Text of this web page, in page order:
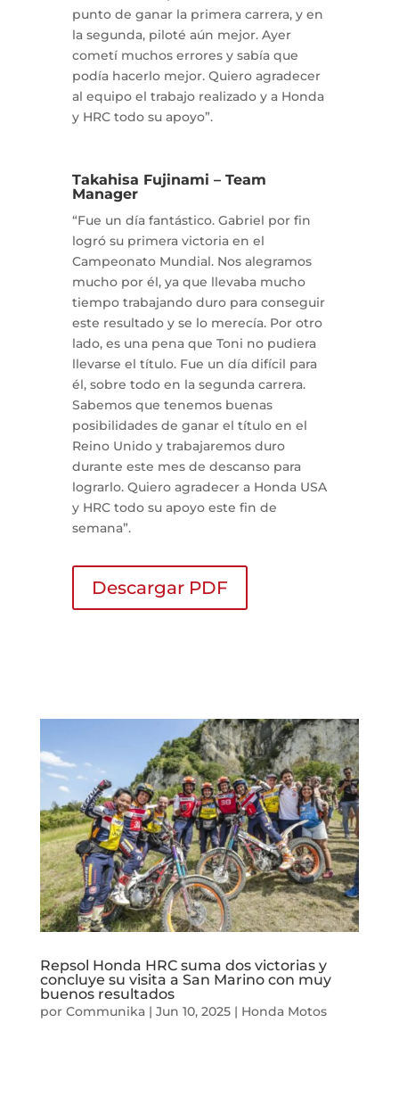
punto de ganar la primera carrera, y en
la segunda, piloté aún mejor. Ayer
cometí muchos errores y sabía que
podía hacerlo mejor. Quiero agradecer
al equipo el trabajo realizado y a Honda
y HRC todo su apoyo”.
Takahisa Fujinami – Team
Manager
“Fue un día fantástico. Gabriel por fin
logró su primera victoria en el
Campeonato Mundial. Nos alegramos
mucho por él, ya que llevaba mucho
tiempo trabajando duro para conseguir
este resultado y se lo merecía. Por otro
lado, es una pena que Toni no pudiera
llevarse el título. Fue un día difícil para
él, sobre todo en la segunda carrera.
Sabemos que tenemos buenas
posibilidades de ganar el título en el
Reino Unido y trabajaremos duro
durante este mes de descanso para
lograrlo. Quiero agradecer a Honda USA
y HRC todo su apoyo este fin de
semana”.
Descargar PDF
Repsol Honda HRC suma dos victorias y
concluye su visita a San Marino con muy
buenos resultados
por Communika| Jun 10, 2025| Honda Motos